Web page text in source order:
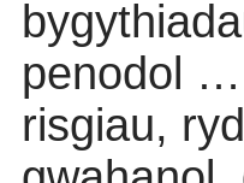
penodol
risgiau,